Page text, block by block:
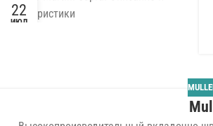
22
ИЮЛ